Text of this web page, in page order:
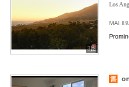
3图
Los